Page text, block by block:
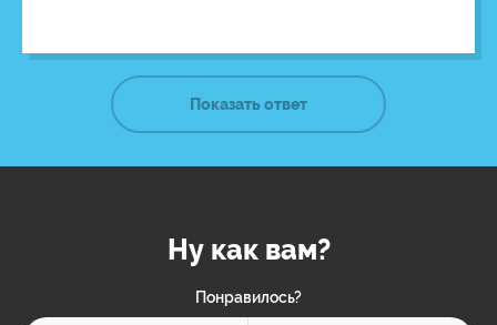
Показать ответ
Ну как вам?
Понравилось?